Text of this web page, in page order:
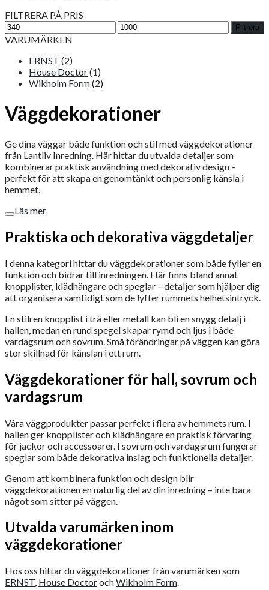
FILTRERA PÅ PRIS
Min
pris
Max
pris
Filtrera
VARUMÄRKEN
ERNST (2)
House Doctor(1)
Wikholm Form(2)
Väggdekorationer
Ge dina väggar både funktion och stil med väggdekorationer
från Lantliv Inredning. Här hittar du utvalda detaljer som
kombinerar praktisk användning med dekorativ design –
perfekt för att skapa en genomtänkt och personlig känsla i
hemmet.
Läs mer
Praktiska och dekorativa väggdetaljer
I denna kategori hittar du väggdekorationer som både fyller en
funktion och bidrar till inredningen. Här finns bland annat
knopplister, klädhängare och speglar – detaljer som hjälper dig
att organisera samtidigt som de lyfter rummets helhetsintryck.
En stilren knopplist i trä eller metall kan bli en snygg detalj i
hallen, medan en rund spegel skapar rymd och ljus i både
vardagsrum och sovrum. Små förändringar på väggen kan göra
stor skillnad för känslan i ett rum.
Väggdekorationer för hall, sovrum och
vardagsrum
Våra väggprodukter passar perfekt i flera av hemmets rum. I
hallen ger knopplister och klädhängare en praktisk förvaring
för jackor och accessoarer. I sovrum och vardagsrum fungerar
speglar som både dekorativa inslag och funktionella detaljer.
Genom att kombinera funktion och design blir
väggdekorationen en naturlig del av din inredning – inte bara
något som sitter på väggen.
Utvalda varumärken inom
väggdekorationer
Hos oss hittar du väggdekorationer från varumärken som
ERNST, House DoctorochWikholm Form.